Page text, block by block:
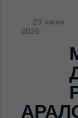
29 июня
2026